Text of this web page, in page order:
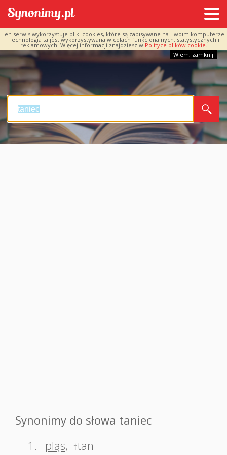
Ten serwis wykorzystuje pliki cookies, które są zapisywane na Twoim komputerze.
Technologia ta jest wykorzystywana w celach funkcjonalnych, statystycznych i
reklamowych. Więcej informacji znajdziesz w Polityce plików cookie.
Wiem, zamknij
Synonimy do słowa taniec
1.
pląs, †tan